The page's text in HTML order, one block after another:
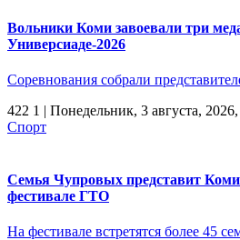
Вольники Коми завоевали три
Универсиаде-2026
Соревнования собрали
422 1 | Понедельник, 3 августа,
Спорт
Семья Чупровых представит Коми
фестивале ГТО
На фестивале встретятся более 45